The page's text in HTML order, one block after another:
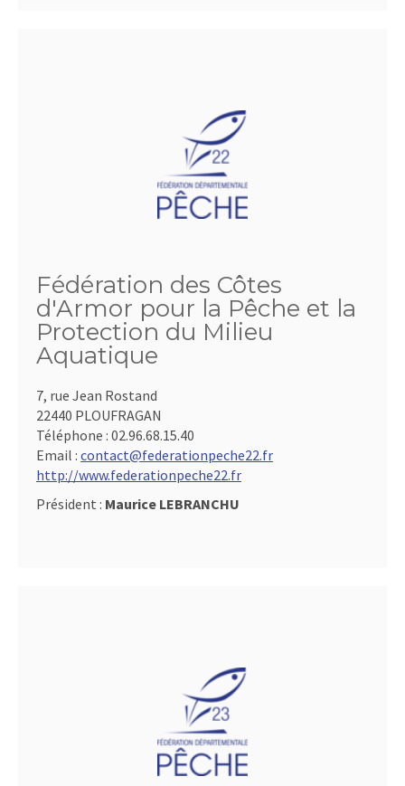
Fédération des Côtes
d'Armor pour la Pêche et la
Protection du Milieu
Aquatique
7, rue Jean Rostand
22440 PLOUFRAGAN
Téléphone : 02.96.68.15.40
Email : contact@federationpeche22.fr
http://www.federationpeche22.fr
Président : Maurice LEBRANCHU